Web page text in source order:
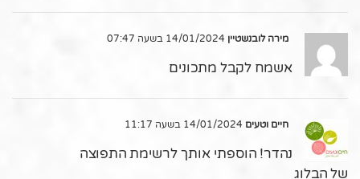
מירה לובנשטיין
אשמח לקבל מתכונים
חיים וטעים
נהדר! הוספתי אותך לרשימת התפוצה
של הבלוג